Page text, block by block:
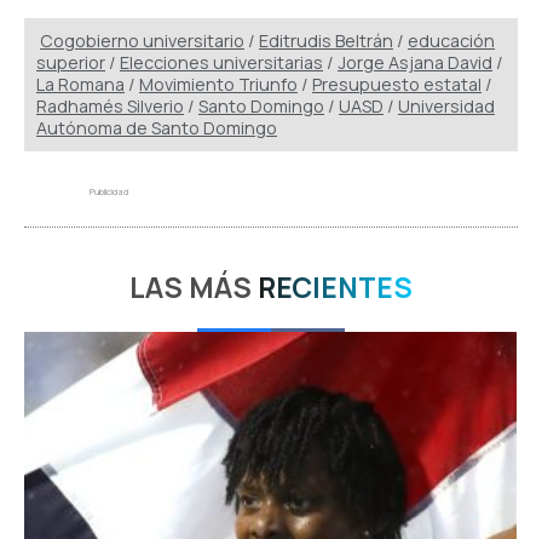
Cogobierno universitario / Editrudis Beltrán / educación
superior / Elecciones universitarias / Jorge Asjana David /
La Romana / Movimiento Triunfo / Presupuesto estatal /
Radhamés Silverio / Santo Domingo / UASD / Universidad
Autónoma de Santo Domingo
Publicidad
LAS MÁS RECIENTES